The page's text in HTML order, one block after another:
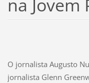
na Jovem
O jornalista Augusto
jornalista Glenn